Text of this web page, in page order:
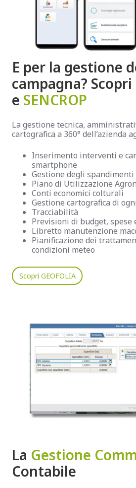
E per la gestione
campagna? Scopri
e SENCROP
La gestione tecnica,
cartografica a 360° dell’azienda
Inserimento interventi e
smartphone
Gestione degli spandimenti
Piano di Utilizzazione
Conti economici colturali
Gestione cartografica di
Tracciabilità
Previsioni di budget, spese
Libretto manutenzione
Pianificazione dei
condizioni meteo
Scopri GEOFOLIA
La Gestione
Contabile